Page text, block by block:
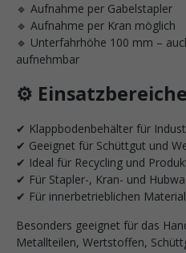
🔹 Aufnahme per Gabelstapler
🔹 Aufnahme per Kran möglich
🔹 Unterfahrhöhe 100 mm –
aufnehmbar
⚙️
✔ Klappbodenbehälter für
✔ Geeignet für Schüttgut und
✔ Ideal für Recycling und
✔ Für Stapler-, Kran- und
✔ Für innerbetrieblichen
Besonders geeignet für das
Metallteilen, Wertstoffen,